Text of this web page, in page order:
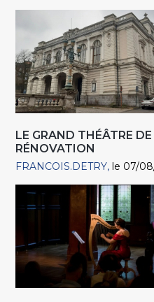
LE GRAND THÉÂTRE
RÉNOVATION
FRANCOIS.DETRY le 07/